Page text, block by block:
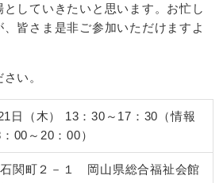
していきたいと思います。お忙し
皆さま是非ご参加いただけますよ
い。
日（木） 13：30～17：30（情報
00～20：00）
関町２－１ 岡山県総合福祉会館